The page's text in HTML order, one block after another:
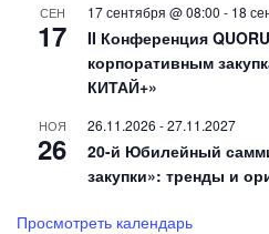
СЕН
17
17 сентября @ 08:00 - 18
II Конференция
корпоративным
КИТАЙ+»
НОЯ
26
26.11.2026 -27.11.2027
20-й Юбилейный
закупки»: тренды и
Просмотреть календарь